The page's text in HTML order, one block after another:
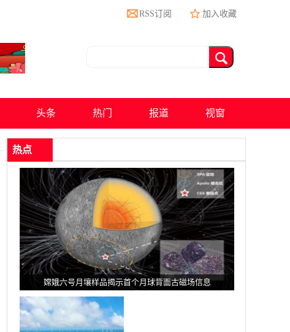
RSS订阅 加入收藏
头条 热门 报道 视窗
热点
嫦娥六号月壤样品揭示首个月球背面古磁场信息